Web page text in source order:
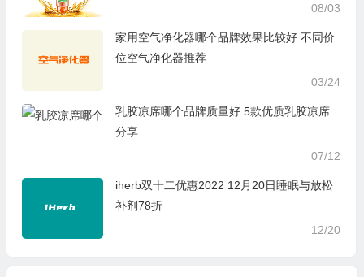
08/03
家用空气净化器哪个品牌效果比较好 不同价
位空气净化器推荐
03/24
乳胶凉席哪个品牌质量好 5款优质乳胶凉席
分享
07/12
iherb双十二优惠2022 12月20日睡眠与放松
补剂78折
12/20